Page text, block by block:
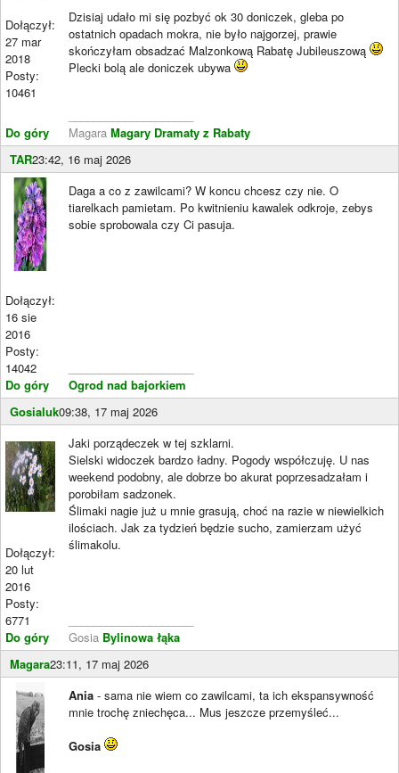
Dołączył:
27 mar
2018
Posty:
10461
Do góry
Dzisiaj udało mi się pozbyć ok 30 doniczek, gleba po
ostatnich opadach mokra, nie było najgorzej, prawie
skończyłam obsadzać Malzonkową Rabatę Jubileuszową
Plecki bolą ale doniczek ubywa
Magara Magary Dramaty z Rabaty
TAR23:42, 16 maj 2026
Dołączył:
16 sie
2016
Posty:
14042
Do góry
Daga a co z zawilcami? W koncu chcesz czy nie. O
tiarelkach pamietam. Po kwitnieniu kawalek odkroje, zebys
sobie sprobowala czy Ci pasuja.
Ogrod nad bajorkiem
Gosialuk09:38, 17 maj 2026
Dołączył:
20 lut
2016
Posty:
6771
Do góry
Jaki porządeczek w tej szklarni.
Sielski widoczek bardzo ładny. Pogody współczuję. U nas
weekend podobny, ale dobrze bo akurat poprzesadzałam i
porobiłam sadzonek.
Ślimaki nagie już u mnie grasują, choć na razie w niewielkich
ilościach. Jak za tydzień będzie sucho, zamierzam użyć
ślimakolu.
Gosia Bylinowa łąka
Magara23:11, 17 maj 2026
Ania - sama nie wiem co zawilcami, ta ich ekspansywność
mnie trochę zniechęca... Mus jeszcze przemyśleć...
Gosia